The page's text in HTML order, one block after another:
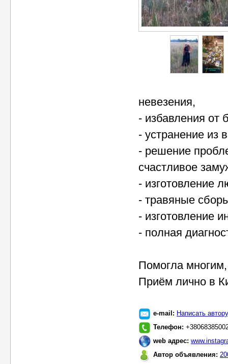
невезения,
- избавления от
- устранение из
- решение
счастливое
- изготовление
- травяные
- изготовление
- полная
Помогла
Приём лично в
e-mail: Написать автору
Телефон:
web адрес:
Автор объявления: